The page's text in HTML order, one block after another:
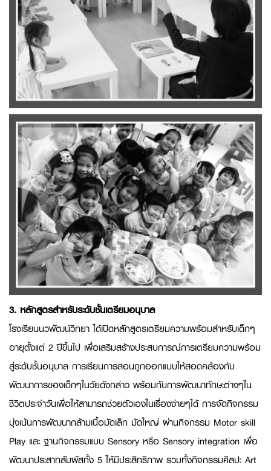
3. หลักสูตรสำหรับระดับชั้นเตรียมอนุบาล
โรงเรียนนวพัฒน์วิทยา ได้เปิดหลักสูตรเตรียมความพร้อมสำหรับเด็กๆ
อายุตั้งแต่ 2 ปีขึ้นไป เพื่อเสริมสร้างประสบการณ์การเตรียมความพร้อม
สู่ระดับชั้นอนุบาล การเรียนการสอนถูกออกแบบให้สอดคล้องกับ
พัฒนาการของเด็กๆในวัยดังกล่าว พร้อมกับการพัฒนาทักษะต่างๆใน
ชีวิตประจำวันเพื่อให้สามารถช่วยตัวเองในเรื่องง่ายๆได้ การจัดกิจกรรม
มุ่งเน้นการพัฒนากล้ามเนื้อมัดเล็ก มัดใหญ่ ผ่านกิจกรรม Motor skill
Play และ ฐานกิจกรรมแบบ Sensory หรือ Sensory integration เพื่อ
พัฒนาประสาทสัมผัสทั้ง 5 ให้มีประสิทธิภาพ รวมทั้งกิจกรรมศิลปะ Art